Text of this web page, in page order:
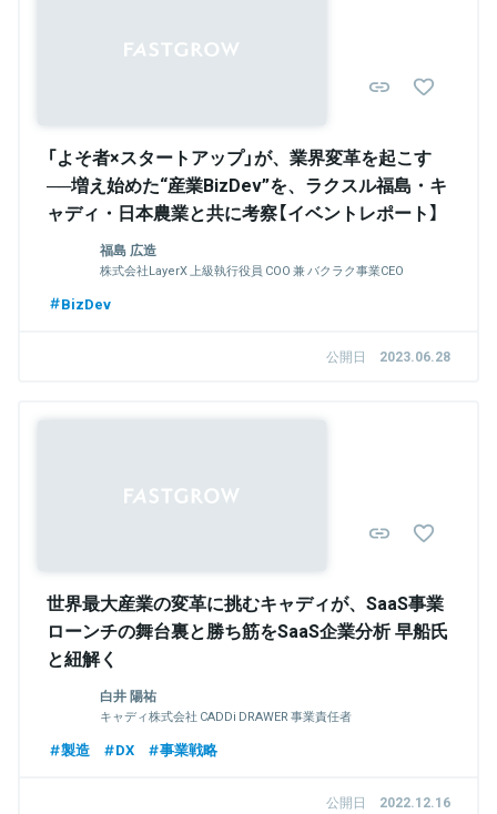
「よそ者×スタートアップ」が、業界変革を起こす
──増え始めた“産業BizDev”を、ラクスル福島・キ
ャディ・日本農業と共に考察【イベントレポート】
福島 広造
株式会社LayerX 上級執行役員 COO 兼 バクラク事業CEO
BizDev
公開日 2023.06.28
世界最大産業の変革に挑むキャディが、SaaS事業
ローンチの舞台裏と勝ち筋をSaaS企業分析 早船氏
と紐解く
白井 陽祐
キャディ株式会社 CADDi DRAWER 事業責任者
製造 DX 事業戦略
公開日 2022.12.16